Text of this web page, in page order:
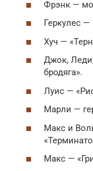
Фрэнк —
Геркулес
Хуч —
Джок,
бродяга».
Луис —
Марли —
Макс и
Макс —